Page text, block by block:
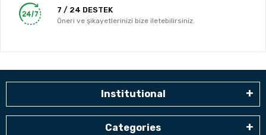
7 / 24 DESTEK
Öneri ve şikayetlerinizi bize iletebilirsiniz.
Institutional
Categories